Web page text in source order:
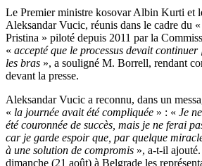
Le Premier ministre kosovar Albin Kurti et
Aleksandar Vucic, réunis dans le cadre du
Pristina » piloté depuis 2011 par la
« accepté que le processus devait
les bras », a souligné M. Borrell, rendant
devant la presse.
Aleksandar Vucic a reconnu, dans un
« la journée avait été compliquée » : « Je
été couronnée de succès, mais je ne ferai
car je garde espoir que, par quelque
à une solution de compromis », a-t-il
dimanche (21 août) à Belgrade les